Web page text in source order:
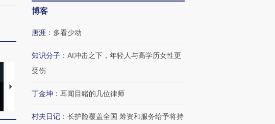
视线｜HYROX的吸金
术：是什么让中产们甘
心“花钱找虐”？
粒摇头丸 尿检体内含3种
毒品
育部长拱下台
博客
唐涯 ： 多看少动
知识分子 ： AI冲击之下，年轻人与高学历女性更
受伤
丁金坤 ： 耳闻目睹的几位律师
村夫日记 ： 长护险覆盖全国 筹资和服务给予将持